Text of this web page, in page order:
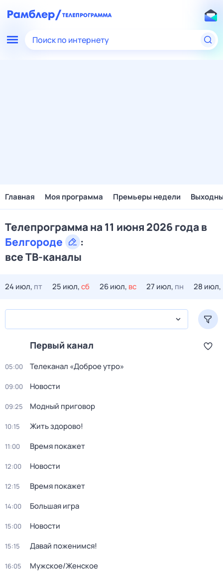
Поиск по интернету
Главная Моя программа Премьеры недели
Телепрограмма на 11 июня 2026 года в
Белгороде
:
все ТВ-каналы
24 июл, пт 25 июл,сб 26 июл, вс 27 июл, пн 28 июл,
Первый канал
05:00 Телеканал «Доброе утро»
09:00 Новости
09:25 Модный приговор
10:15 Жить здорово!
11:00 Время покажет
12:00 Новости
12:15 Время покажет
14:00 Большая игра
15:00 Новости
15:15 Давай поженимся!
16:05 Мужское/Женское